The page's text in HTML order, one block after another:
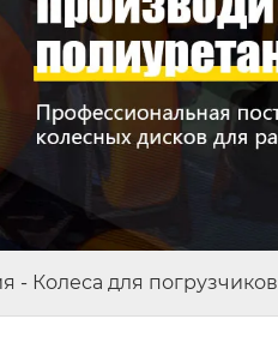
- Колеса для погрузчиков